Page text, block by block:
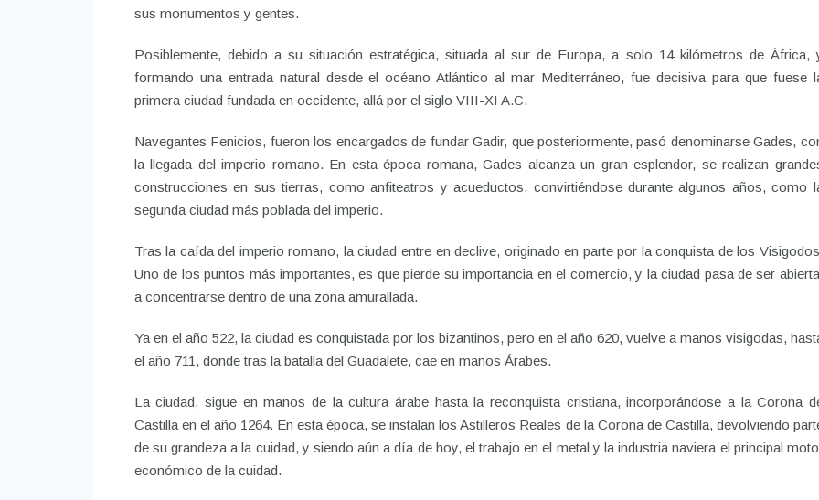
sus monumentos y gentes.
Posiblemente, debido a su situación estratégica, situada al sur de Europa, a solo 14 kilómetros de África,
formando una entrada natural desde el océano Atlántico al mar Mediterráneo, fue decisiva para que fuese
primera ciudad fundada en occidente, allá por el siglo VIII-XI A.C.
Navegantes Fenicios, fueron los encargados de fundar Gadir, que posteriormente, pasó denominarse Gades,
la llegada del imperio romano. En esta época romana, Gades alcanza un gran esplendor, se realizan
construcciones en sus tierras, como anfiteatros y acueductos, convirtiéndose durante algunos años, como
segunda ciudad más poblada del imperio.
Tras la caída del imperio romano, la ciudad entre en declive, originado en parte por la conquista de los
Uno de los puntos más importantes, es que pierde su importancia en el comercio, y la ciudad pasa de ser
a concentrarse dentro de una zona amurallada.
Ya en el año 522, la ciudad es conquistada por los bizantinos, pero en el año 620, vuelve a manos visigodas,
el año 711, donde tras la batalla del Guadalete, cae en manos Árabes.
La ciudad, sigue en manos de la cultura árabe hasta la reconquista cristiana, incorporándose a la Corona
Castilla en el año 1264. En esta época, se instalan los Astilleros Reales de la Corona de Castilla, devolviendo
de su grandeza a la cuidad, y siendo aún a día de hoy, el trabajo en el metal y la industria naviera el principal
económico de la cuidad.